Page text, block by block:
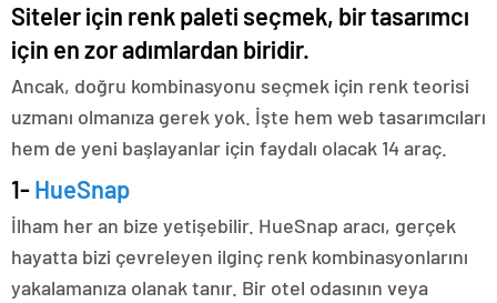
Siteler için renk paleti seçmek, bir tasarımcı
için en zor adımlardan biridir.
Ancak, doğru kombinasyonu seçmek için renk teorisi
uzmanı olmanıza gerek yok. İşte hem web tasarımcıları
hem de yeni başlayanlar için faydalı olacak 14 araç.
1-HueSnap
İlham her an bize yetişebilir. HueSnap aracı, gerçek
hayatta bizi çevreleyen ilginç renk kombinasyonlarını
yakalamanıza olanak tanır. Bir otel odasının veya